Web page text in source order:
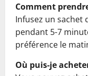
Comment
Infusez un sachet
pendant 5-7
préférence le
Où puis-je